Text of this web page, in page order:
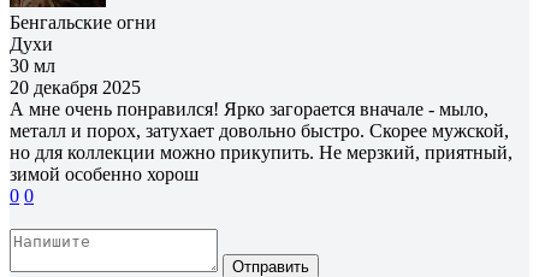
Бенгальские огни
Духи
30 мл
20 декабря 2025
А мне очень понравился! Ярко загорается вначале - мыло,
металл и порох, затухает довольно быстро. Скорее мужской,
но для коллекции можно прикупить. Не мерзкий, приятный,
зимой особенно хорош
0 0
Отправить